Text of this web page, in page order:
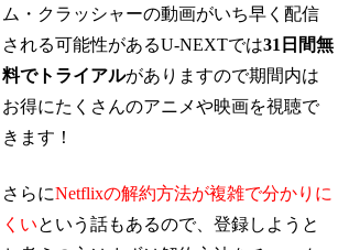
ム・クラッシャーの動画がいち早く配信
される可能性があるU-NEXTでは31日間無
料でトライアルがありますので期間内は
お得にたくさんのアニメや映画を視聴で
きます！
さらにNetflixの解約方法が複雑で分かりに
くいという話もあるので、登録しようと